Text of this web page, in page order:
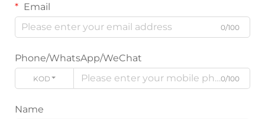
Email
0/100
Phone/WhatsApp/WeChat
KODE 0/100
Name